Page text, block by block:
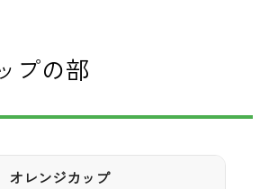
プの部
オレンジカップ